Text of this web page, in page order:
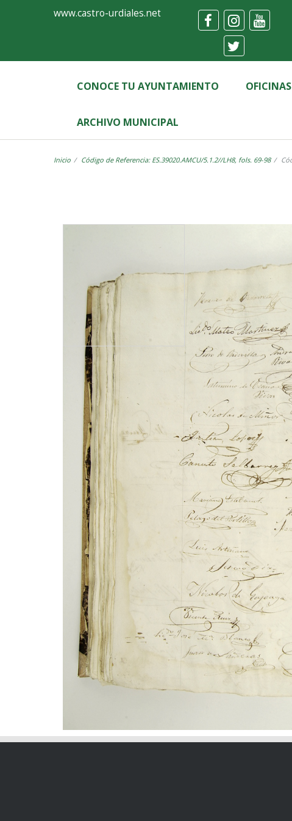
Ayuntamiento
Castro-
Urdiales
www.castro-urdiales.net
CONOCE TU AYUNTAMIENTO
ARCHIVO MUNICIPAL
Inicio Código de Referencia: ES.39020.AMCU/5.1.2//LH8, fols. 69-98